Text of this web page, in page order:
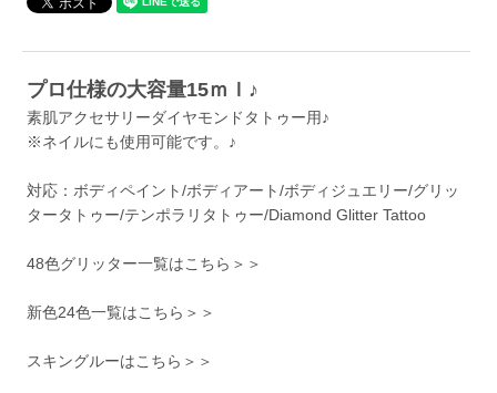
プロ仕様の大容量15ｍｌ♪
素肌アクセサリーダイヤモンドタトゥー用♪
※ネイルにも使用可能です。♪
対応：ボディペイント/ボディアート/ボディジュエリー/グリッ
タータトゥー/テンポラリタトゥー/Diamond Glitter Tattoo
48色グリッター一覧はこちら＞＞
新色24色一覧はこちら＞＞
スキングルーはこちら＞＞